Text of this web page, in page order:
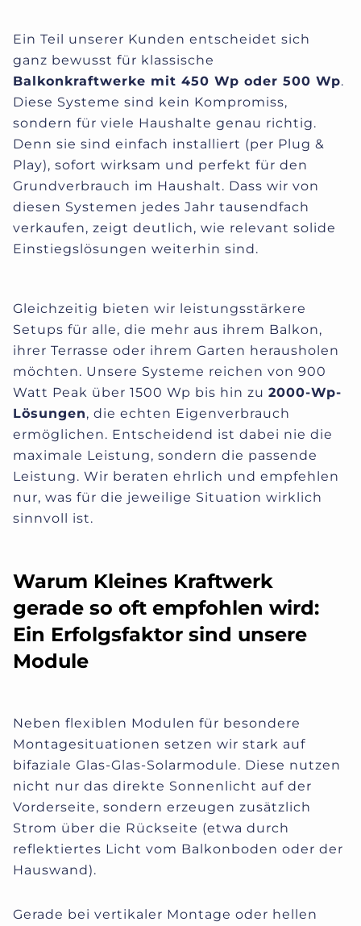
Ein Teil unserer Kunden entscheidet sich
ganz bewusst für klassische
Balkonkraftwerke mit 450 Wp oder 500 Wp.
Diese Systeme sind kein Kompromiss,
sondern für viele Haushalte genau richtig.
Denn sie sind einfach installiert (per Plug &
Play), sofort wirksam und perfekt für den
Grundverbrauch im Haushalt. Dass wir von
diesen Systemen jedes Jahr tausendfach
verkaufen, zeigt deutlich, wie relevant solide
Einstiegslösungen weiterhin sind.
Gleichzeitig bieten wir leistungsstärkere
Setups für alle, die mehr aus ihrem Balkon,
ihrer Terrasse oder ihrem Garten herausholen
möchten. Unsere Systeme reichen von 900
Watt Peak über 1500 Wp bis hin zu 2000-Wp-
Lösungen, die echten Eigenverbrauch
ermöglichen. Entscheidend ist dabei nie die
maximale Leistung, sondern die passende
Leistung. Wir beraten ehrlich und empfehlen
nur, was für die jeweilige Situation wirklich
sinnvoll ist.
Warum Kleines Kraftwerk
gerade so oft empfohlen wird:
Ein Erfolgsfaktor sind unsere
Module
Neben flexiblen Modulen für besondere
Montagesituationen setzen wir stark auf
bifaziale Glas-Glas-Solarmodule. Diese nutzen
nicht nur das direkte Sonnenlicht auf der
Vorderseite, sondern erzeugen zusätzlich
Strom über die Rückseite (etwa durch
reflektiertes Licht vom Balkonboden oder der
Hauswand).
Gerade bei vertikaler Montage oder hellen